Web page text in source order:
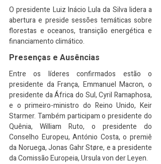
O presidente Luiz Inácio Lula da Silva lidera a
abertura e preside sessões temáticas sobre
florestas e oceanos, transição energética e
financiamento climático.
Presenças e Ausências
Entre os líderes confirmados estão o
presidente da França, Emmanuel Macron, o
presidente da África do Sul, Cyril Ramaphosa,
e o primeiro-ministro do Reino Unido, Keir
Starmer. Também participam o presidente do
Quênia, William Ruto, o presidente do
Conselho Europeu, António Costa, o premiê
da Noruega, Jonas Gahr Støre, e a presidente
da Comissão Europeia, Ursula von der Leyen.